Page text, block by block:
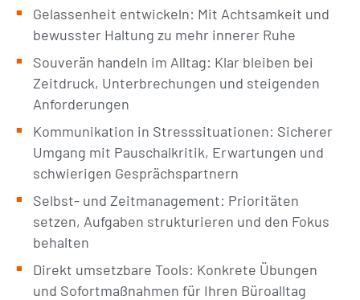
Gelassenheit entwickeln: Mit Achtsamkeit und
bewusster Haltung zu mehr innerer Ruhe
Souverän handeln im Alltag: Klar bleiben bei
Zeitdruck, Unterbrechungen und steigenden
Anforderungen
Kommunikation in Stresssituationen: Sicherer
Umgang mit Pauschalkritik, Erwartungen und
schwierigen Gesprächspartnern
Selbst- und Zeitmanagement: Prioritäten
setzen, Aufgaben strukturieren und den Fokus
behalten
Direkt umsetzbare Tools: Konkrete Übungen
und Sofortmaßnahmen für Ihren Büroalltag